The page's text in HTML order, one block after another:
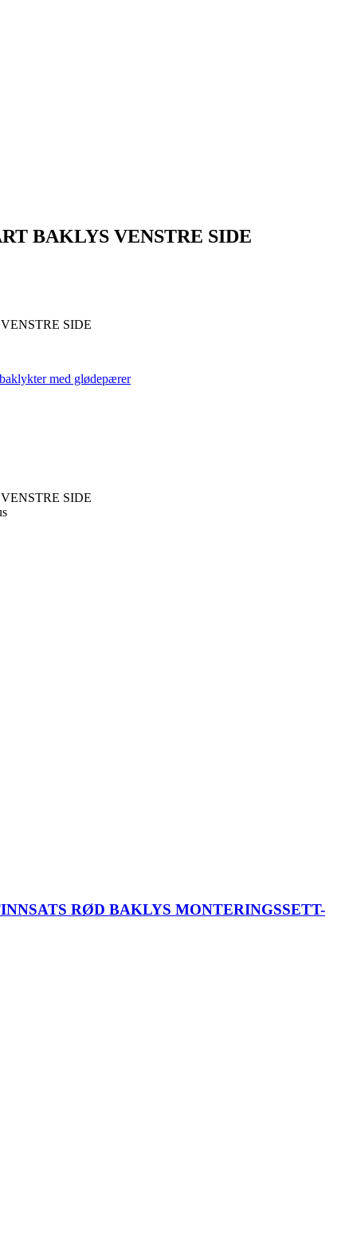
BAKLYS VENSTRE SIDE
SIDE
med glødepærer
SIDE
RØD BAKLYS MONTERINGSSETT-